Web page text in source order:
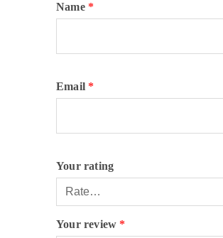
Name *
Email *
Your rating
Your review *